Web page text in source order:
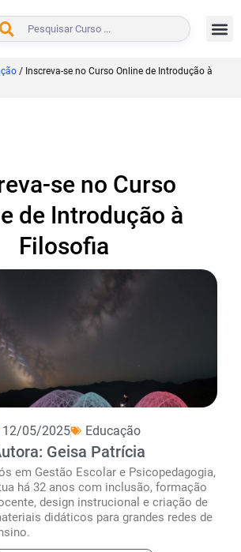
BUSCAR
/ Inscreva-se no Curso Online de Introdução à
se no Curso
de Introdução à
Filosofia
12/05/2025 Educação
Geisa Patrícia
em Gestão Escolar e Psicopedagogia,
há 32 anos com inclusão, formação
design instrucional e criação de
didáticos para grandes redes de